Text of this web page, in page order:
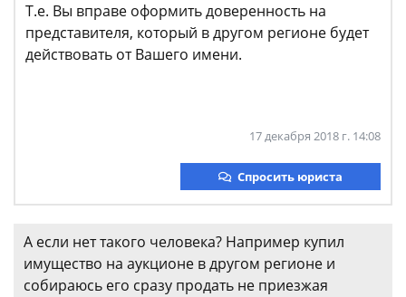
Т.е. Вы вправе оформить доверенность на
представителя, который в другом регионе будет
действовать от Вашего имени.
17 декабря 2018 г. 14:08
Спросить юриста
А если нет такого человека? Например купил
имущество на аукционе в другом регионе и
собираюсь его сразу продать не приезжая